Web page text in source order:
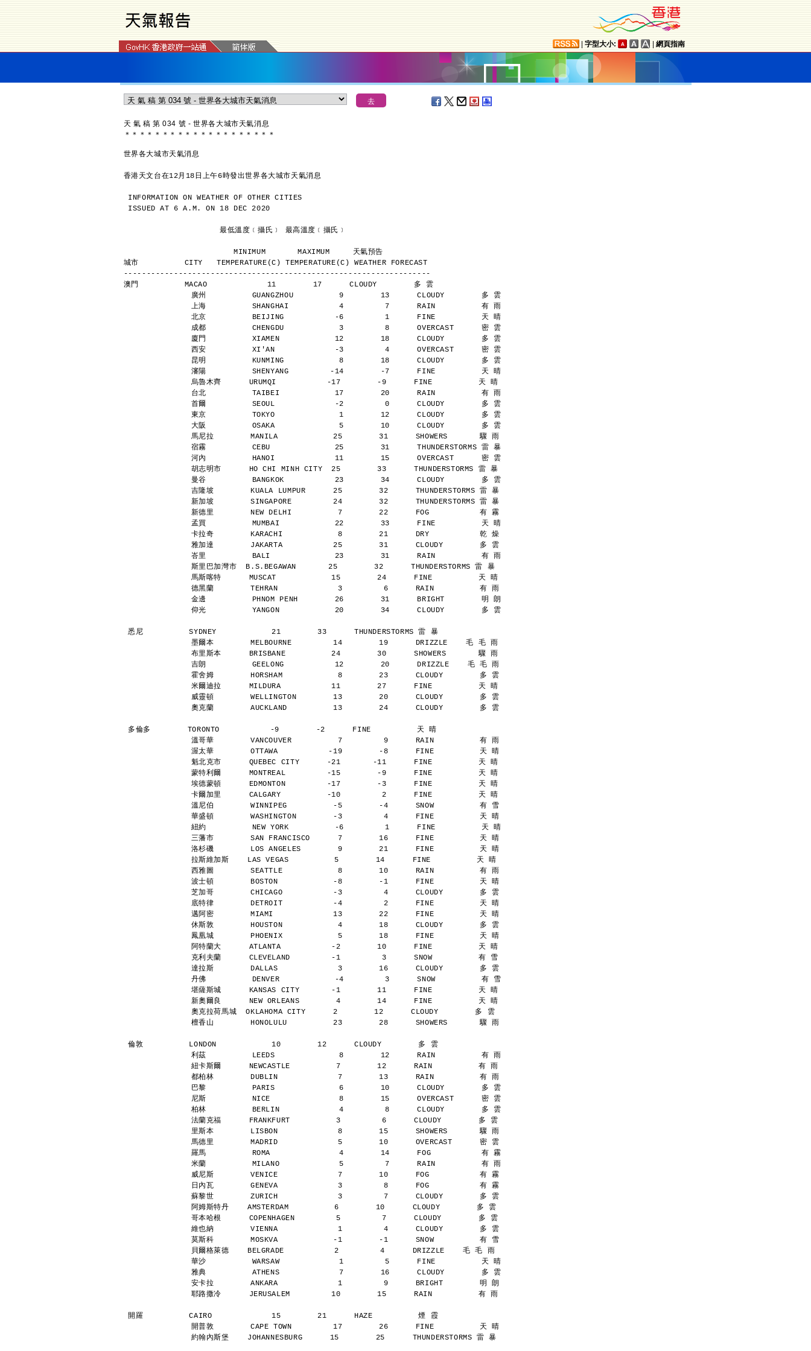
字型大小: 網頁指南
天 氣 稿 第 034 號 - 世界各大城市天氣消息
＊ ＊ ＊ ＊ ＊ ＊ ＊ ＊ ＊ ＊ ＊ ＊ ＊ ＊ ＊ ＊ ＊ ＊ ＊ ＊
世界各大城市天氣消息
香港天文台在12月18日上午6時發出世界各大城市天氣消息
INFORMATION ON WEATHER OF OTHER CITIES
ISSUED AT 6 A.M. ON 18 DEC 2020
                     最低溫度﹝攝氏﹞ 最高溫度﹝攝氏﹞
                        MINIMUM       MAXIMUM     天氣預告
城市          CITY   TEMPERATURE(C) TEMPERATURE(C) WEATHER FORECAST
-------------------------------------------------------------------
澳門          MACAO             11        17      CLOUDY        多 雲
廣州          GUANGZHOU          9        13      CLOUDY        多 雲
上海          SHANGHAI           4         7      RAIN          有 雨
北京          BEIJING           -6         1      FINE          天 晴
成都          CHENGDU            3         8      OVERCAST      密 雲
廈門          XIAMEN            12        18      CLOUDY        多 雲
西安          XI'AN             -3         4      OVERCAST      密 雲
昆明          KUNMING            8        18      CLOUDY        多 雲
瀋陽          SHENYANG         -14        -7      FINE          天 晴
烏魯木齊      URUMQI           -17        -9      FINE          天 晴
台北          TAIBEI            17        20      RAIN          有 雨
首爾          SEOUL             -2         0      CLOUDY        多 雲
東京          TOKYO              1        12      CLOUDY        多 雲
大阪          OSAKA              5        10      CLOUDY        多 雲
馬尼拉        MANILA            25        31      SHOWERS       驟 雨
宿霧          CEBU              25        31      THUNDERSTORMS 雷 暴
河內          HANOI             11        15      OVERCAST      密 雲
胡志明市      HO CHI MINH CITY  25        33      THUNDERSTORMS 雷 暴
曼谷          BANGKOK           23        34      CLOUDY        多 雲
吉隆坡        KUALA LUMPUR      25        32      THUNDERSTORMS 雷 暴
新加坡        SINGAPORE         24        32      THUNDERSTORMS 雷 暴
新德里        NEW DELHI          7        22      FOG           有 霧
孟買          MUMBAI            22        33      FINE          天 晴
卡拉奇        KARACHI            8        21      DRY           乾 燥
雅加達        JAKARTA           25        31      CLOUDY        多 雲
峇里          BALI              23        31      RAIN          有 雨
斯里巴加灣市  B.S.BEGAWAN       25        32      THUNDERSTORMS 雷 暴
馬斯喀特      MUSCAT            15        24      FINE          天 晴
德黑蘭        TEHRAN             3         6      RAIN          有 雨
金邊          PHNOM PENH        26        31      BRIGHT        明 朗
仰光          YANGON            20        34      CLOUDY        多 雲
悉尼          SYDNEY            21        33      THUNDERSTORMS 雷 暴
墨爾本        MELBOURNE         14        19      DRIZZLE    毛 毛 雨
布里斯本      BRISBANE          24        30      SHOWERS       驟 雨
吉朗          GEELONG           12        20      DRIZZLE    毛 毛 雨
霍舍姆        HORSHAM            8        23      CLOUDY        多 雲
米爾迪拉      MILDURA           11        27      FINE          天 晴
威靈頓        WELLINGTON        13        20      CLOUDY        多 雲
奧克蘭        AUCKLAND          13        24      CLOUDY        多 雲
多倫多        TORONTO           -9        -2      FINE          天 晴
溫哥華        VANCOUVER          7         9      RAIN          有 雨
渥太華        OTTAWA           -19        -8      FINE          天 晴
魁北克市      QUEBEC CITY      -21       -11      FINE          天 晴
蒙特利爾      MONTREAL         -15        -9      FINE          天 晴
埃德蒙頓      EDMONTON         -17        -3      FINE          天 晴
卡爾加里      CALGARY          -10         2      FINE          天 晴
溫尼伯        WINNIPEG          -5        -4      SNOW          有 雪
華盛頓        WASHINGTON        -3         4      FINE          天 晴
紐約          NEW YORK          -6         1      FINE          天 晴
三藩市        SAN FRANCISCO      7        16      FINE          天 晴
洛杉磯        LOS ANGELES        9        21      FINE          天 晴
拉斯維加斯    LAS VEGAS          5        14      FINE          天 晴
西雅圖        SEATTLE            8        10      RAIN          有 雨
波士頓        BOSTON            -8        -1      FINE          天 晴
芝加哥        CHICAGO           -3         4      CLOUDY        多 雲
底特律        DETROIT           -4         2      FINE          天 晴
邁阿密        MIAMI             13        22      FINE          天 晴
休斯敦        HOUSTON            4        18      CLOUDY        多 雲
鳳凰城        PHOENIX            5        18      FINE          天 晴
阿特蘭大      ATLANTA           -2        10      FINE          天 晴
克利夫蘭      CLEVELAND         -1         3      SNOW          有 雪
達拉斯        DALLAS             3        16      CLOUDY        多 雲
丹佛          DENVER            -4         3      SNOW          有 雪
堪薩斯城      KANSAS CITY       -1        11      FINE          天 晴
新奧爾良      NEW ORLEANS        4        14      FINE          天 晴
奧克拉荷馬城  OKLAHOMA CITY      2        12      CLOUDY        多 雲
檀香山        HONOLULU          23        28      SHOWERS       驟 雨
倫敦          LONDON            10        12      CLOUDY        多 雲
利茲          LEEDS              8        12      RAIN          有 雨
紐卡斯爾      NEWCASTLE          7        12      RAIN          有 雨
都柏林        DUBLIN             7        13      RAIN          有 雨
巴黎          PARIS              6        10      CLOUDY        多 雲
尼斯          NICE               8        15      OVERCAST      密 雲
柏林          BERLIN             4         8      CLOUDY        多 雲
法蘭克福      FRANKFURT          3         6      CLOUDY        多 雲
里斯本        LISBON             8        15      SHOWERS       驟 雨
馬德里        MADRID             5        10      OVERCAST      密 雲
羅馬          ROMA               4        14      FOG           有 霧
米蘭          MILANO             5         7      RAIN          有 雨
威尼斯        VENICE             7        10      FOG           有 霧
日內瓦        GENEVA             3         8      FOG           有 霧
蘇黎世        ZURICH             3         7      CLOUDY        多 雲
阿姆斯特丹    AMSTERDAM          6        10      CLOUDY        多 雲
哥本哈根      COPENHAGEN         5         7      CLOUDY        多 雲
維也納        VIENNA             1         4      CLOUDY        多 雲
莫斯科        MOSKVA            -1        -1      SNOW          有 雪
貝爾格萊德    BELGRADE           2         4      DRIZZLE    毛 毛 雨
華沙          WARSAW             1         5      FINE          天 晴
雅典          ATHENS             7        16      CLOUDY        多 雲
安卡拉        ANKARA             1         9      BRIGHT        明 朗
耶路撒冷      JERUSALEM         10        15      RAIN          有 雨
開羅          CAIRO             15        21      HAZE          煙 霞
開普敦        CAPE TOWN         17        26      FINE          天 晴
約翰內斯堡    JOHANNESBURG      15        25      THUNDERSTORMS 雷 暴